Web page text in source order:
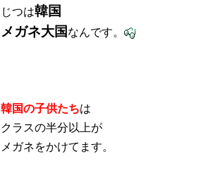
じつは韓国
メガネ大国なんです。
韓国の子供たちは
クラスの半分以上が
メガネをかけてます。